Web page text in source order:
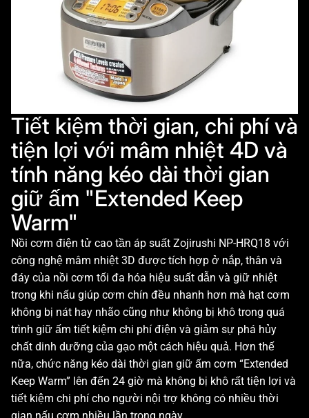
Tiết kiệm thời gian, chi phí và
tiện lợi với mâm nhiệt 4D và
tính năng kéo dài thời gian
giữ ấm "Extended Keep
Warm"
Nồi cơm điện tử cao tần áp suất Zojirushi NP-HRQ18 với
công nghệ mâm nhiệt 3D được tích hợp ở nắp, thân và
đáy của nồi cơm tối đa hóa hiệu suất dẫn và giữ nhiệt
trong khi nấu giúp cơm chín đều nhanh hơn mà hạt cơm
không bị nát hay nhão cũng như không bị khô trong quá
trình giữ ấm tiết kiệm chi phí điện và giảm sự phá hủy
chất dinh dưỡng của gạo một cách hiệu quả. Hơn thế
nữa, chức năng kéo dài thời gian giữ ấm cơm “Extended
Keep Warm” lên đến 24 giờ mà không bị khô rất tiện lợi và
tiết kiệm chi phí cho người nội trợ không có nhiều thời